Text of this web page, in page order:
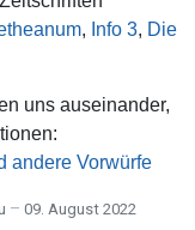
, Info 3, Die
uns auseinander,
andere Vorwürfe
09. August 2022